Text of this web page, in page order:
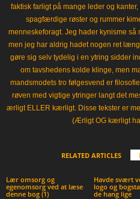
faktisk farligt på mange leder og
spagfærdige røster og rummer
menneskeforagt. Jeg hader kynisme
men jeg har aldrig hadet nogen ret
gøre sig selv tydelig i en ytring sidder
om tavshedens kolde klinge, men
mandsmodets tro følgesvend er
røven med vigtige ytringer langt det
ærligt ELLER kærligt. Disse tekster er
(Ærligt OG kærligt
RELATED ARTICLES
Lær omsorg og
egenomsorg ved at læse
denne bog (1)
Havde svært
logo og
de hang lige